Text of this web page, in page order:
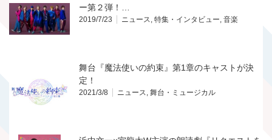
ー第２弾！…
2019/7/23 ニュース, 特集・インタビュー, 音楽
舞台『魔法使いの約束』第1章のキャストが決
定！
2021/3/8 ニュース, 舞台・ミュージカル